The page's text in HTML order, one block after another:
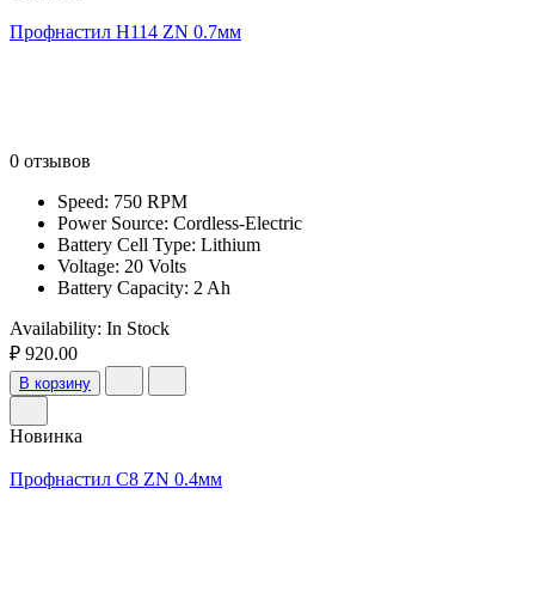
Профнастил Н114 ZN 0.7мм
0 отзывов
Speed: 750 RPM
Power Source: Cordless-Electric
Battery Cell Type: Lithium
Voltage: 20 Volts
Battery Capacity: 2 Ah
Availability: In Stock
₽ 920.00
В корзину
Новинка
Профнастил С8 ZN 0.4мм